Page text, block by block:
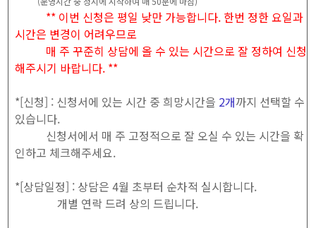
** 이번 신청은 평일 낮만 가능합니다. 한번 정한 요일과
시간은 변경이 어려우므로
매 주 꾸준히 상담에 올 수 있는 시간으로 잘 정하여 신청
해주시기 바랍니다. **
*[신청] : 신청서에 있는 시간 중 희망시간을 2개까지 선택할 수
있습니다.
신청서에서 매 주 고정적으로 잘 오실 수 있는 시간을 확
인하고 체크해주세요.
*[상담일정] : 상담은 4월 초부터 순차적 실시합니다.
개별 연락 드려 상의 드립니다.